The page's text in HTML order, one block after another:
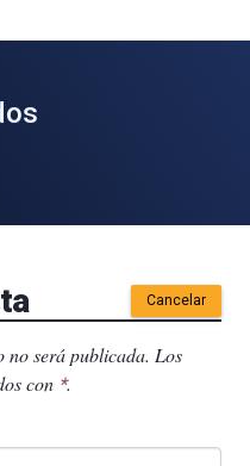
Cancelar
no será publicada. Los
con *.